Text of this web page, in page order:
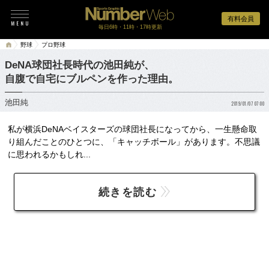
有料会員
毎日6時・11時・17時更新
野球 プロ野球
DeNA球団社長時代の池田純が、
自腹で自宅にブルペンを作った理由。
池田純 2019/01/07 07:00
私が横浜DeNAベイスターズの球団社長になってから、一生懸命取
り組んだことのひとつに、「キャッチボール」があります。不思議
に思われるかもしれ...
続きを読む